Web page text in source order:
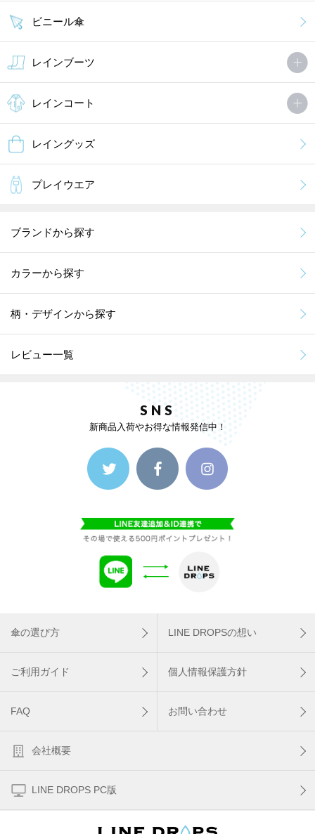
ビニール傘
レインブーツ
レインコート
レイングッズ
プレイウエア
ブランドから探す
カラーから探す
柄・デザインから探す
レビュー一覧
SNS
新商品入荷やお得な情報発信中！
傘の選び方 LINE DROPSの想い
ご利用ガイド 個人情報保護方針
FAQ お問い合わせ
会社概要
LINE DROPS PC版